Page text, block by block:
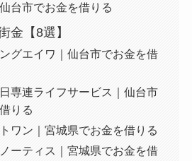
台市でお金を借りる
金【8選】
グエイワ｜仙台市でお金を借
専連ライフサービス｜仙台市
りる
ワン｜宮城県でお金を借りる
ーティス｜宮城県でお金を借